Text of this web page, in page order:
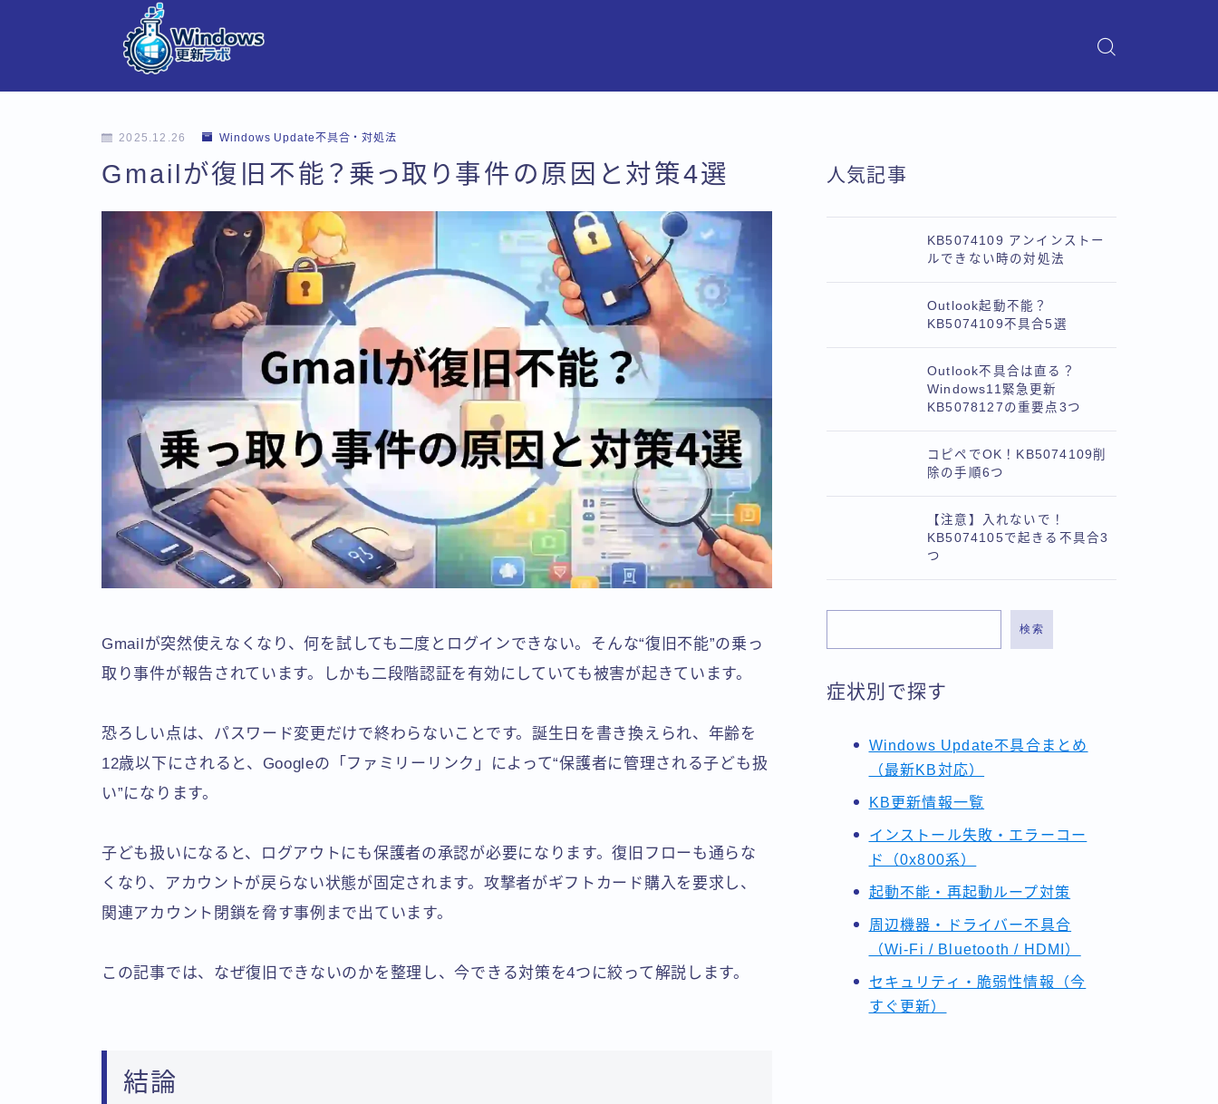
2025.12.26 Windows Update不具合・対処法
Gmailが復旧不能？乗っ取り事件の原因と対策4選
Gmailが突然使えなくなり、何を試しても二度とログインできない。そんな“復旧不能”の乗っ
取り事件が報告されています。しかも二段階認証を有効にしていても被害が起きています。
恐ろしい点は、パスワード変更だけで終わらないことです。誕生日を書き換えられ、年齢を
12歳以下にされると、Googleの「ファミリーリンク」によって“保護者に管理される子ども扱
い”になります。
子ども扱いになると、ログアウトにも保護者の承認が必要になります。復旧フローも通らな
くなり、アカウントが戻らない状態が固定されます。攻撃者がギフトカード購入を要求し、
関連アカウント閉鎖を脅す事例まで出ています。
この記事では、なぜ復旧できないのかを整理し、今できる対策を4つに絞って解説します。
結論
人気記事
KB5074109 アンインストー
ルできない時の対処法
Outlook起動不能？
KB5074109不具合5選
Outlook不具合は直る？
Windows11緊急更新
KB5078127の重要点3つ
コピペでOK！KB5074109削
除の手順6つ
【注意】入れないで！
KB5074105で起きる不具合3
つ
検索
症状別で探す
Windows Update不具合まとめ
（最新KB対応）
KB更新情報一覧
インストール失敗・エラーコー
ド（0x800系）
起動不能・再起動ループ対策
周辺機器・ドライバー不具合
（Wi-Fi / Bluetooth / HDMI）
セキュリティ・脆弱性情報（今
すぐ更新）